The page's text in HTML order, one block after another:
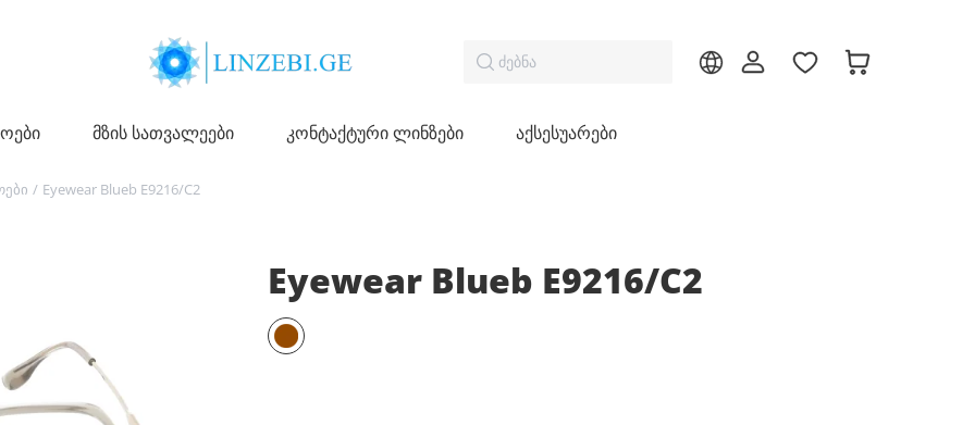
ძებნა
მზის სათვალეები კონტაქტური ლინზები აქსესუარები
/ Eyewear Blueb E9216/C2
Eyewear Blueb E9216/C2